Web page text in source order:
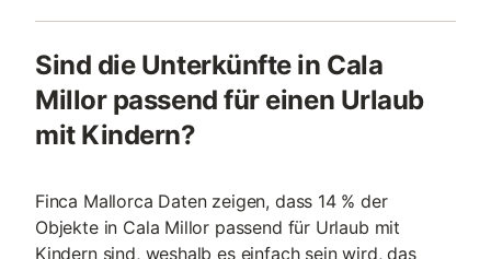
Sind die Unterkünfte in Cala
Millor passend für einen Urlaub
mit Kindern?
Finca Mallorca Daten zeigen, dass 14 % der
Objekte in Cala Millor passend für Urlaub mit
Kindern sind, weshalb es einfach sein wird, das